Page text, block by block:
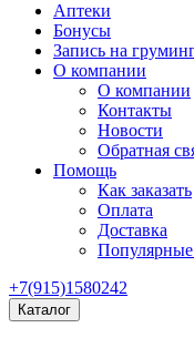
Аптеки
Бонусы
Запись на
О компании
О компании
Контакты
Новости
Обратная
Помощь
Как заказать
Оплата
Доставка
+7(915)1580242
Каталог